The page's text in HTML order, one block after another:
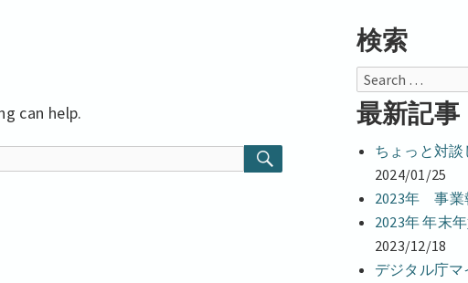
can help.
検索
Search
for:
最新記事
ちょっと対
2024/01/25
2023年 事業
2023年 年末
2023/12/18
デジタル庁